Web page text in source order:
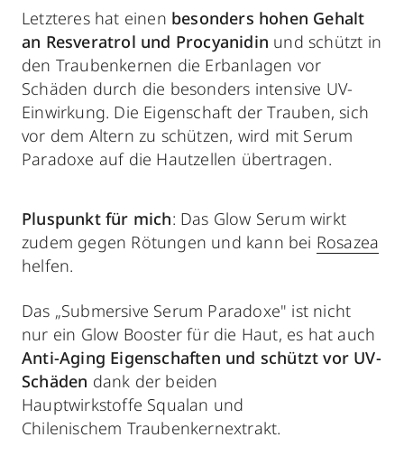
Letzteres hat einen besonders hohen Gehalt
an Resveratrol und Procyanidin und schützt in
den Traubenkernen die Erbanlagen vor
Schäden durch die besonders intensive UV-
Einwirkung. Die Eigenschaft der Trauben, sich
vor dem Altern zu schützen, wird mit Serum
Paradoxe auf die Hautzellen übertragen.
Pluspunkt für mich: Das Glow Serum wirkt
zudem gegen Rötungen und kann bei Rosazea
helfen.
Das „Submersive Serum Paradoxe" ist nicht
nur ein Glow Booster für die Haut, es hat auch
Anti-Aging Eigenschaften und schützt vor UV-
Schäden dank der beiden
Hauptwirkstoffe Squalan und
Chilenischem Traubenkernextrakt.